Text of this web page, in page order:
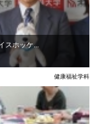
スホッケ...
健康福祉学科